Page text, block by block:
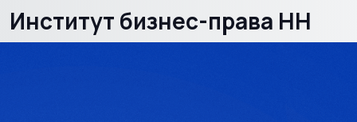
Институт бизнес-права НН